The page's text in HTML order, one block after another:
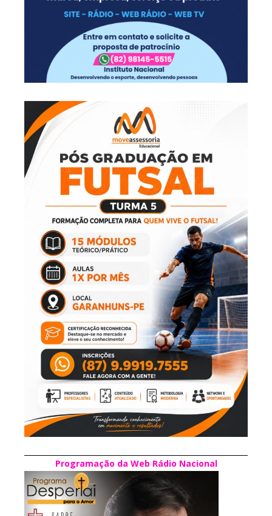
Programação da Web Rádio Nacional